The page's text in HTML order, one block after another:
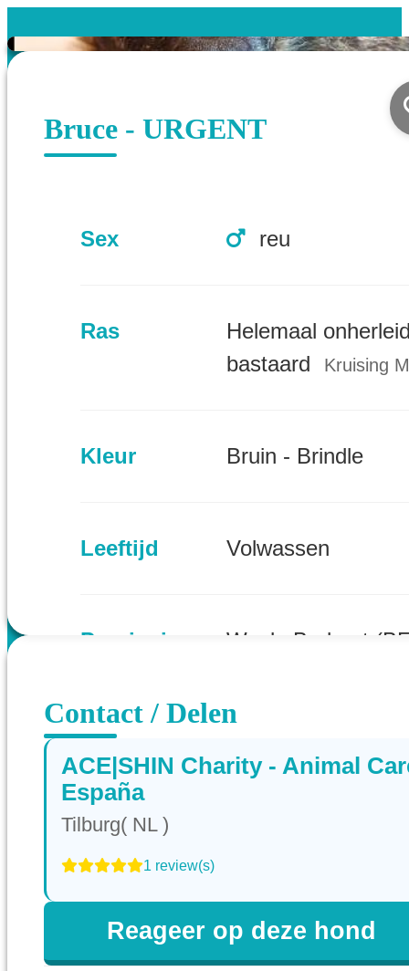
Bruce - URGENT
Sex reu
Ras
Helemaal
bastaard
Kruising
Kleur Bruin - Brindle
Leeftijd Volwassen
Provincie Waals-Brabant
Contact / Delen
ACE|SHIN Charity - Animal
España
Tilburg( NL )
1 review(s)
Reageer op deze hond